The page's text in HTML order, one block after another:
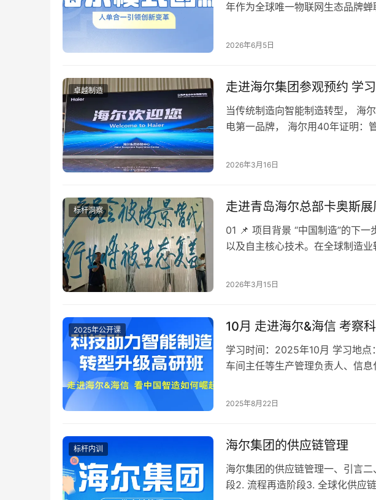
年作为全球唯一物联网生态品牌蝉
2026年6月5日
卓越制造 走进海尔集团参观预约 学
当传统制造向智能制造转型， 海
电第一品牌， 海尔用40年证明：
2026年3月16日
标杆洞察 走进青岛海尔总部卡奥斯
01 📌 项目背景 “中国制造”的下
以及自主核心技术。在全球制造
2026年3月15日
2025年公开课 10月 走进海尔&海信 考察
学习时间：2025年10月 学习地点
车间主任等生产管理负责人、信
2025年8月22日
标杆内训 海尔集团的供应链管理
海尔集团的供应链管理一、引言
段2. 流程再造阶段3. 全球化供应